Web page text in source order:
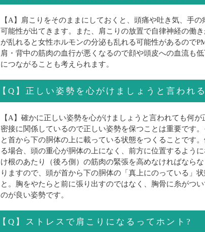
【A】肩こりをそのままにしておくと、頭痛や吐き気、手
可能性が出てきます。また、肩こりの放置で自律神経の働
が乱れると女性ホルモンの分泌も乱れる可能性があるので
肩・背中の筋肉の血行が悪くなるので顔や頭皮への血流も
につながることも考えられます。
【Q】正しい姿勢を心がけましょうと言われ
【A】確かに正しい姿勢を心がけましょうと言われても何
密接に関係しているので正しい姿勢を保つことは重要です
と首から下の胴体の上に載っている状態をつくることです
る場合、頭の重心が胴体の上になく、前方に位置するよう
け根のあたり（後ろ側）の筋肉の緊張を高めなければなら
りますので、頭が首から下の胴体の「真上にのっている」
と。胸をやたらと前に張り出すのではなく、胸骨に糸がつ
のが良い姿勢です。
【Q】ストレスで肩こりになるってホント?